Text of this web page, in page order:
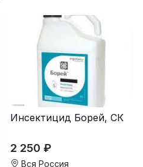
Инсектицид Борей, СК
2 250 ₽
Вся Россия